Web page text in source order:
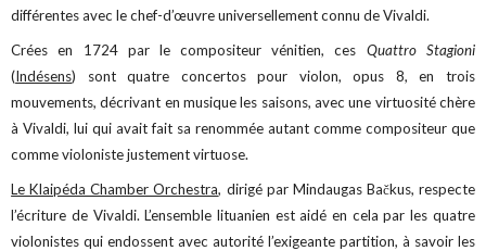
différentes avec le chef-d’œuvre universellement connu de Vivaldi.
Crées en 1724 par le compositeur vénitien, ces Quattro Stagioni
(Indésens) sont quatre concertos pour violon, opus 8, en trois
mouvements, décrivant en musique les saisons, avec une virtuosité chère
à Vivaldi, lui qui avait fait sa renommée autant comme compositeur que
comme violoniste justement virtuose.
Le Klaipéda Chamber Orchestra, dirigé par Mindaugas Bačkus, respecte
l’écriture de Vivaldi. L’ensemble lituanien est aidé en cela par les quatre
violonistes qui endossent avec autorité l’exigeante partition, à savoir les